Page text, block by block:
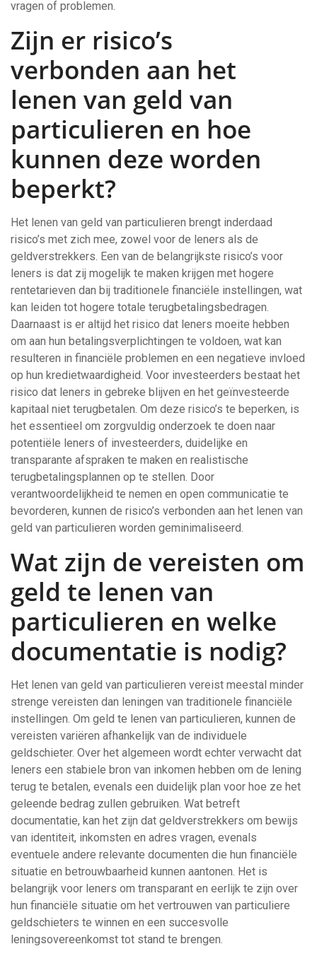
vragen of problemen.
Zijn er risico’s
verbonden aan het
lenen van geld van
particulieren en hoe
kunnen deze worden
beperkt?
Het lenen van geld van particulieren brengt inderdaad
risico’s met zich mee, zowel voor de leners als de
geldverstrekkers. Een van de belangrijkste risico’s voor
leners is dat zij mogelijk te maken krijgen met hogere
rentetarieven dan bij traditionele financiële instellingen, wat
kan leiden tot hogere totale terugbetalingsbedragen.
Daarnaast is er altijd het risico dat leners moeite hebben
om aan hun betalingsverplichtingen te voldoen, wat kan
resulteren in financiële problemen en een negatieve invloed
op hun kredietwaardigheid. Voor investeerders bestaat het
risico dat leners in gebreke blijven en het geïnvesteerde
kapitaal niet terugbetalen. Om deze risico’s te beperken, is
het essentieel om zorgvuldig onderzoek te doen naar
potentiële leners of investeerders, duidelijke en
transparante afspraken te maken en realistische
terugbetalingsplannen op te stellen. Door
verantwoordelijkheid te nemen en open communicatie te
bevorderen, kunnen de risico’s verbonden aan het lenen van
geld van particulieren worden geminimaliseerd.
Wat zijn de vereisten om
geld te lenen van
particulieren en welke
documentatie is nodig?
Het lenen van geld van particulieren vereist meestal minder
strenge vereisten dan leningen van traditionele financiële
instellingen. Om geld te lenen van particulieren, kunnen de
vereisten variëren afhankelijk van de individuele
geldschieter. Over het algemeen wordt echter verwacht dat
leners een stabiele bron van inkomen hebben om de lening
terug te betalen, evenals een duidelijk plan voor hoe ze het
geleende bedrag zullen gebruiken. Wat betreft
documentatie, kan het zijn dat geldverstrekkers om bewijs
van identiteit, inkomsten en adres vragen, evenals
eventuele andere relevante documenten die hun financiële
situatie en betrouwbaarheid kunnen aantonen. Het is
belangrijk voor leners om transparant en eerlijk te zijn over
hun financiële situatie om het vertrouwen van particuliere
geldschieters te winnen en een succesvolle
leningsovereenkomst tot stand te brengen.